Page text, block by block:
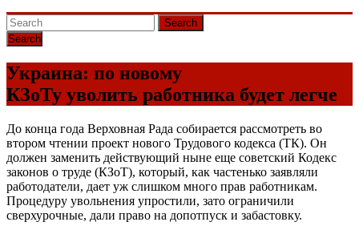
Search
Украина: по новому
КЗоТу уволить работника будет легче
До конца года Верховная Рада собирается рассмотреть во
втором чтении проект нового Трудового кодекса (ТК). Он
должен заменить действующий ныне еще советский Кодекс
законов о труде (КЗоТ), который, как частенько заявляли
работодатели, дает уж слишком много прав работникам.
Процедуру увольнения упростили, зато ограничили
сверхурочные, дали право на допотпуск и забастовку.